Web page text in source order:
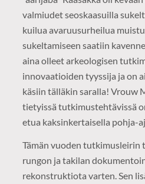
valmiudet seoskaasuilla
kuilua avaruusurheilua
sukeltamiseen saatiin
aina olleet arkeologisen
innovaatioiden tyyssija ja on
käsiin tälläkin saralla! Vrouw
tietyissä tutkimustehtävissä
etua kaksinkertaisella pohja-
Tämän vuoden tutkimusleirin
rungon ja takilan
rekonstruktiota varten. Sen